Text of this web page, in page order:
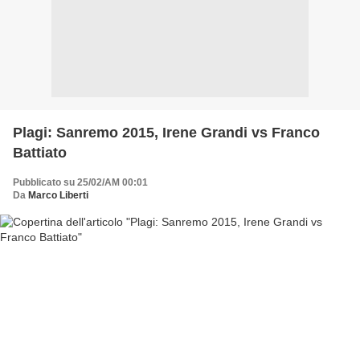
Plagi: Sanremo 2015, Irene Grandi vs Franco
Battiato
Pubblicato su 25/02/AM 00:01
Da Marco Liberti